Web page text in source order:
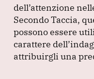
dell’attenzione
Secondo Taccia,
possono essere
carattere
attribuirgli una